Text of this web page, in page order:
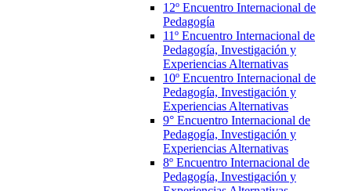
12º Encuentro Internacional de
Pedagogía
11º Encuentro Internacional de
Pedagogía, Investigación y
Experiencias Alternativas
10º Encuentro Internacional de
Pedagogía, Investigación y
Experiencias Alternativas
9° Encuentro Internacional de
Pedagogía, Investigación y
Experiencias Alternativas
8º Encuentro Internacional de
Pedagogía, Investigación y